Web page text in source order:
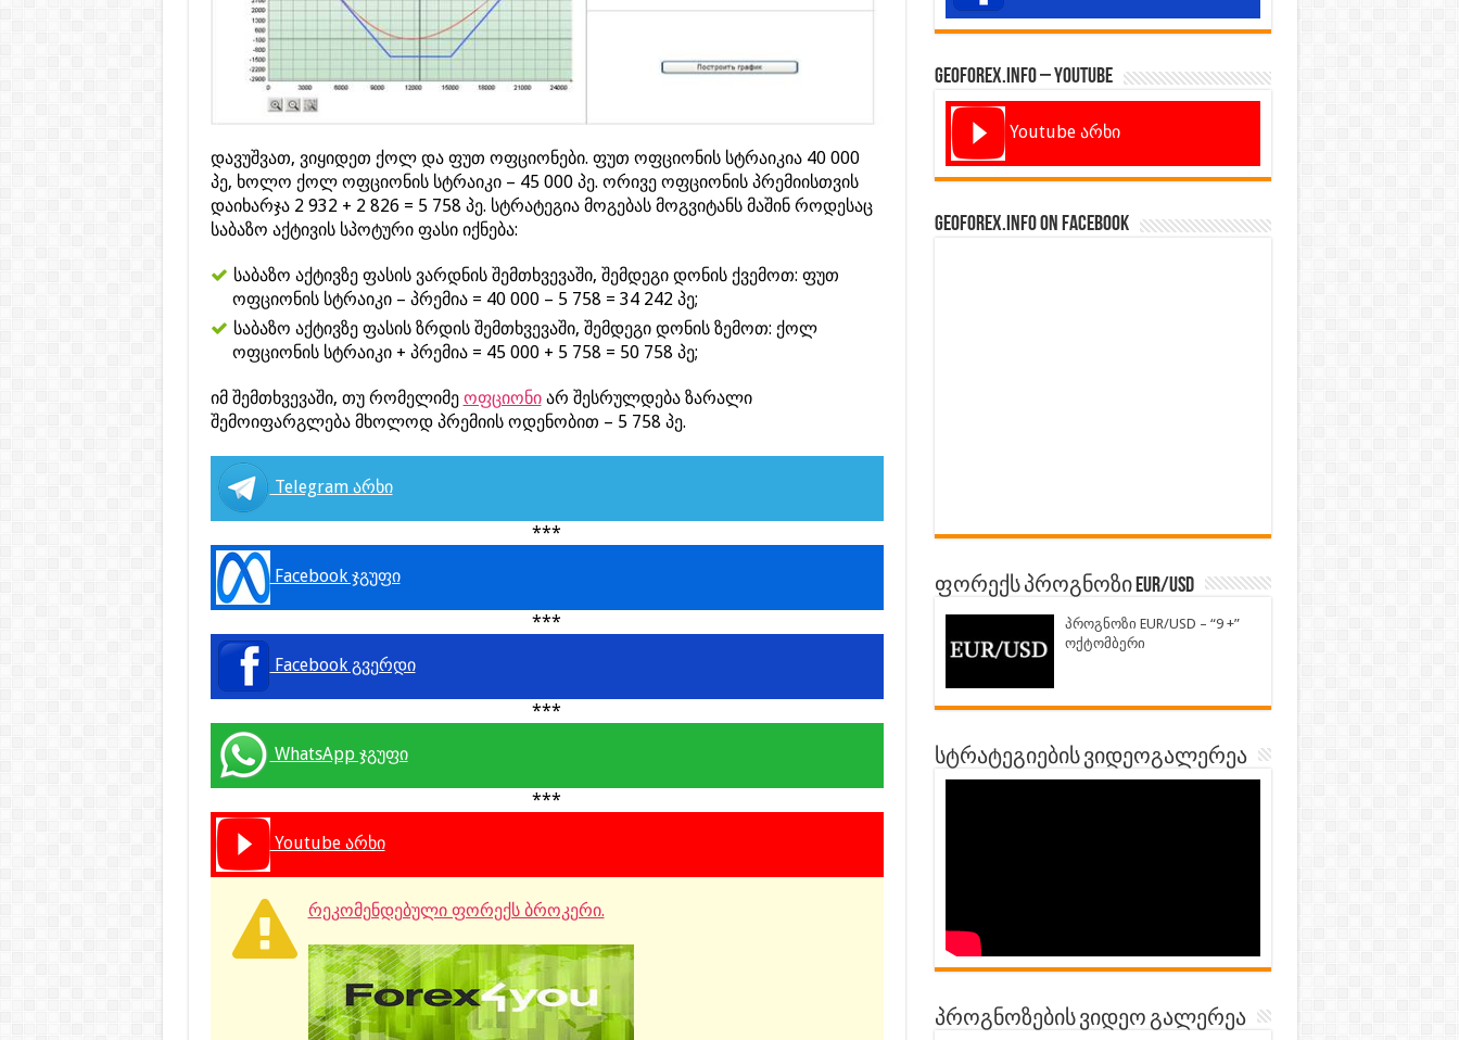
დავუშვათ, ვიყიდეთ ქოლ და ფუთ ოფციონები. ფუთ ოფციონის სტრაიკია 40 000
პე, ხოლო ქოლ ოფციონის სტრაიკი – 45 000 პე. ორივე ოფციონის პრემიისთვის
დაიხარჯა 2 932 + 2 826 = 5 758 პე. სტრატეგია მოგებას მოგვიტანს მაშინ როდესაც
საბაზო აქტივის სპოტური ფასი იქნება:
საბაზო აქტივზე ფასის ვარდნის შემთხვევაში, შემდეგი დონის ქვემოთ: ფუთ
ოფციონის სტრაიკი – პრემია = 40 000 – 5 758 = 34 242 პე;
საბაზო აქტივზე ფასის ზრდის შემთხვევაში, შემდეგი დონის ზემოთ: ქოლ
ოფციონის სტრაიკი + პრემია = 45 000 + 5 758 = 50 758 პე;
იმ შემთხვევაში, თუ რომელიმე ოფციონიარ შესრულდება ზარალი
შემოიფარგლება მხოლოდ პრემიის ოდენობით – 5 758 პე.
Telegram არხი
***
Facebook ჯგუფი
***
Facebook გვერდი
***
WhatsApp ჯგუფი
***
Youtube არხი
რეკომენდებული ფორექს ბროკერი.
GeoForex.info – Youtube
Youtube არხი
GeoForex.info on Facebook
ფორექს პროგნოზი EUR/USD
პროგნოზი EUR/USD – “9 +”
ოქტომბერი
სტრატეგიების ვიდეოგალერეა
პროგნოზების ვიდეო გალერეა